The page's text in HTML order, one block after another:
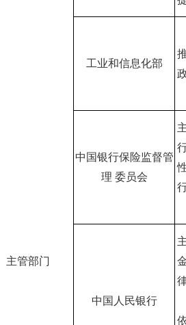
主管部门
工业和信息化部
中国银行保险监督管
理 委员会
中国人民银行